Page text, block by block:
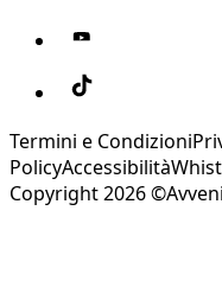
Termini e Condizioni
PolicyAccessibilità
Copyright 2026